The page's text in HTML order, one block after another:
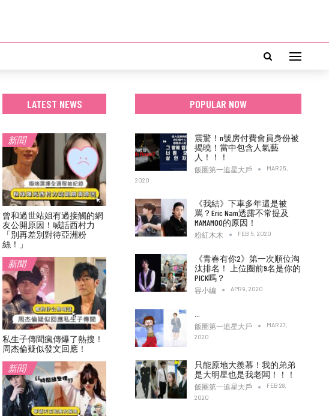
POPULAR NOW
震驚！n號房付費會員身份被
揭曉！當中包含人氣藝
人！！！
飯圈第一追星大戶
MAR 25,
2020
《我結》下車多年還是被
罵？Eric Nam透露不常提及
MAMAMOO的原因！
粉紅木木 FEB 5, 2020
《青春有你2》第一次順位淘
汰排名！ 上位圈前9名是你的
PICK嗎？
容小編 APR 9, 2020
飯圈第一追星大戶
MAR 27,
2020
只能原地大羨慕！我的弟弟
是大明星也是我老闆！！！
飯圈第一追星大戶
FEB 28,
2020
LATEST NEWS
新聞
曾和過世站姐有過接觸的網
友公開原因！喊話西村力
「別再差別對待亞洲粉
絲！」
新聞
私生子傳聞瘋傳爆了熱搜！
周杰倫疑似發文回應！
新聞